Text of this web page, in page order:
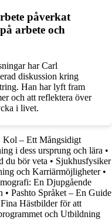
påverkat
arbete och
har Carl
diskussion kring
Han har lyft fram
och att reflektera över
i livet.
Kol – Ett Mångsidigt
i dess ursprung och lära •
du bör veta • Sjukhusfysiker
och Karriärmöjligheter•
En Djupgående
• Pashto Språket – En Guide
Fina Hästbilder för att
och Utbildning